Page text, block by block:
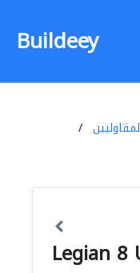
Buildeey
Legian 8